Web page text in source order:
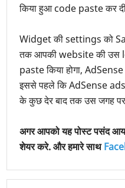
किया हुआ code paste कर
Widget की settings को
तक आपकी website की उस
paste किया होगा,
इससे पहले कि AdSense
के कुछ देर बाद तक उस जगह
अगर आपको यह पोस्ट पसंद
शेयर करे. और हमारे साथ